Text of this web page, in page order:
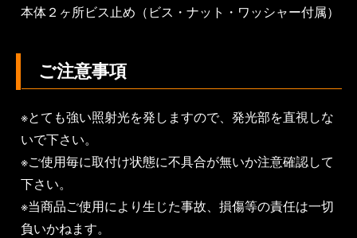
本体２ヶ所ビス止め（ビス・ナット・ワッシャー付属）
ご注意事項
※とても強い照射光を発しますので、発光部を直視しな
いで下さい。
※ご使用毎に取付け状態に不具合が無いか注意確認して
下さい。
※当商品ご使用により生じた事故、損傷等の責任は一切
負いかねます。